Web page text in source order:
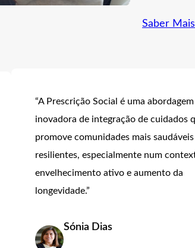
Saber
“A Prescrição Social é uma abordagem
inovadora de integração de cuidados
promove comunidades mais saudáveis
resilientes, especialmente num
envelhecimento ativo e aumento da
longevidade.”
Sónia Dias